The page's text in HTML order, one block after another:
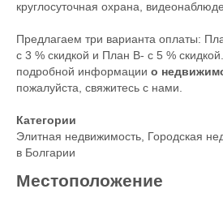
круглосуточная охрана,
Предлагаем три варианта оплаты:
с 3 % скидкой и План В- с 5 %
подробной информации о
пожалуйста, свяжитесь с нами.
Категории
Элитная недвижимость, Городская
в Болгарии
Местоположение